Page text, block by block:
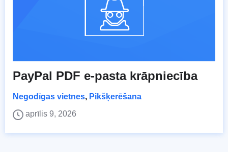
PayPal PDF e-pasta krāpniecība
Negodīgas vietnes, Pikšķerēšana
aprīlis 9, 2026